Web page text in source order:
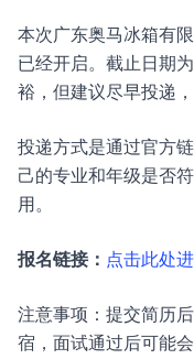
本次广东奥马冰箱有
已经开启。截止日期为
裕，但建议尽早投递
投递方式是通过官方
己的专业和年级是否
用。
报名链接： 点击此处
注意事项：提交简历
宿，面试通过后可能